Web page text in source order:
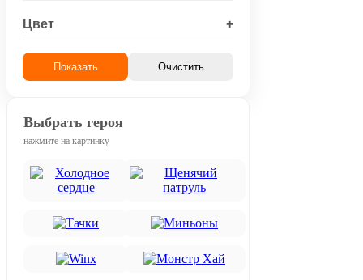
Цвет +
Показать Очистить
Выбрать героя
нажмите на картинку